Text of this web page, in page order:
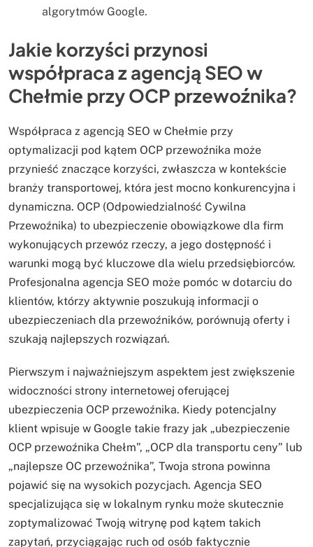
algorytmów Google.
Jakie korzyści przynosi
współpraca z agencją SEO w
Chełmie przy OCP przewoźnika?
Współpraca z agencją SEO w Chełmie przy
optymalizacji pod kątem OCP przewoźnika może
przynieść znaczące korzyści, zwłaszcza w kontekście
branży transportowej, która jest mocno konkurencyjna i
dynamiczna. OCP (Odpowiedzialność Cywilna
Przewoźnika) to ubezpieczenie obowiązkowe dla firm
wykonujących przewóz rzeczy, a jego dostępność i
warunki mogą być kluczowe dla wielu przedsiębiorców.
Profesjonalna agencja SEO może pomóc w dotarciu do
klientów, którzy aktywnie poszukują informacji o
ubezpieczeniach dla przewoźników, porównują oferty i
szukają najlepszych rozwiązań.
Pierwszym i najważniejszym aspektem jest zwiększenie
widoczności strony internetowej oferującej
ubezpieczenia OCP przewoźnika. Kiedy potencjalny
klient wpisuje w Google takie frazy jak „ubezpieczenie
OCP przewoźnika Chełm”, „OCP dla transportu ceny” lub
„najlepsze OC przewoźnika”, Twoja strona powinna
pojawić się na wysokich pozycjach. Agencja SEO
specjalizująca się w lokalnym rynku może skutecznie
zoptymalizować Twoją witrynę pod kątem takich
zapytań, przyciągając ruch od osób faktycznie